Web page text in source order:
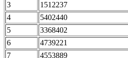
3 1512237
4 5402440
5 3368402
6 4739221
7 4553889